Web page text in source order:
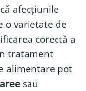
afecțiunile
o varietate de
corectă a
tratament
alimentare pot
sau